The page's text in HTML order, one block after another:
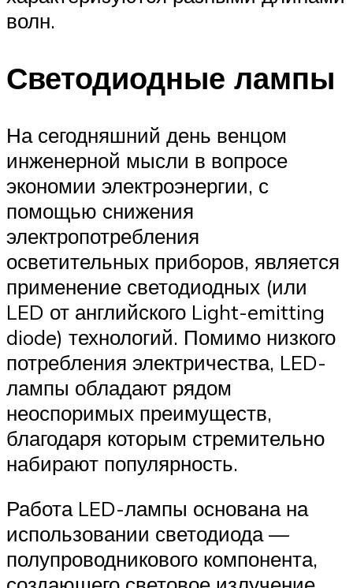
волн.
Светодиодные лампы
На сегодняшний день венцом
инженерной мысли в вопросе
экономии электроэнергии, с
помощью снижения
электропотребления
осветительных приборов, является
применение светодиодных (или
LED от английского Light-emitting
diode) технологий. Помимо низкого
потребления электричества, LED-
лампы обладают рядом
неоспоримых преимуществ,
благодаря которым стремительно
набирают популярность.
Работа LED-лампы основана на
использовании светодиода —
полупроводникового компонента,